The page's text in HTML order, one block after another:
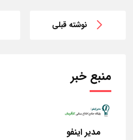
نوشته قبلی
منبع خبر
مدیر اینفو